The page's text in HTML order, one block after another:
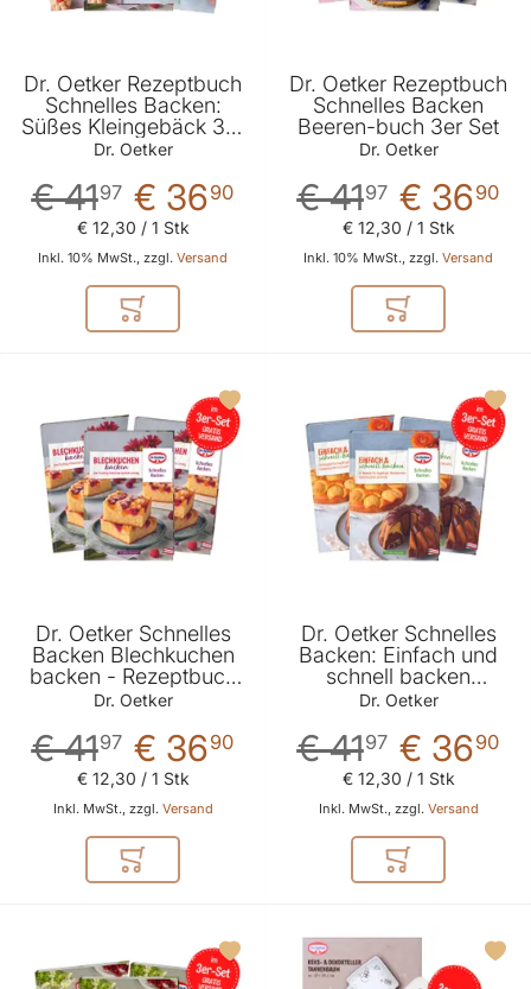
Dr. Oetker Rezeptbuch
Schnelles Backen:
Süßes Kleingebäck 3er
Set
Dr. Oetker
€ 3690
€ 4197
Inkl. 10% MwSt., zzgl. Versand
€ 12,30 / 1 Stk
In den Warenkorb
Dr. Oetker Rezeptbuch
Schnelles Backen
Beeren-buch 3er Set
Dr. Oetker
€ 3690
€ 4197
Inkl. 10% MwSt., zzgl. Versand
€ 12,30 / 1 Stk
In den
Dr. Oetker Schnelles
Backen Blechkuchen
backen - Rezeptbuch
3er Set
Dr. Oetker
€ 3690
€ 4197
Inkl. MwSt., zzgl. Versand
€ 12,30 / 1 Stk
In den Warenkorb
Dr. Oetker Schnelles
Backen: Einfach und
schnell backen
Rezeptbuch 3er Set
Dr. Oetker
€ 3690
€ 4197
Inkl. MwSt., zzgl. Versand
€ 12,30 / 1 Stk
In den